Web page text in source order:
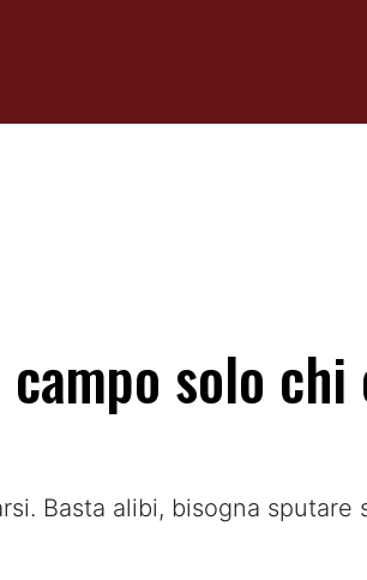
campo solo
Basta alibi, bisogna sputare